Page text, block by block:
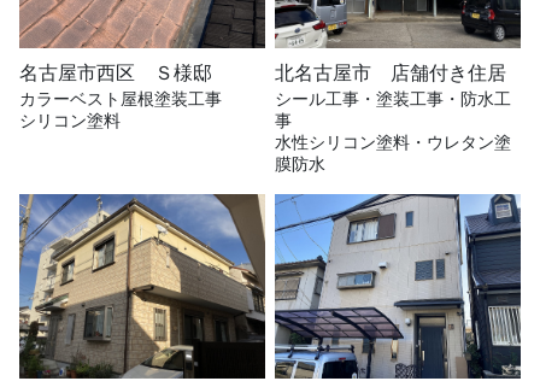
名古屋市西区 Ｓ様邸
カラーベスト屋根塗装工事
シリコン塗料
北名古屋市 店舗付き住居
シール工事・塗装工事・防水工
事
水性シリコン塗料・ウレタン塗
膜防水